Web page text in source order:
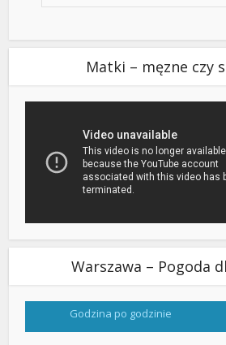
Matki – męzne czy
Warszawa – Pogoda
Godzina po godzinie